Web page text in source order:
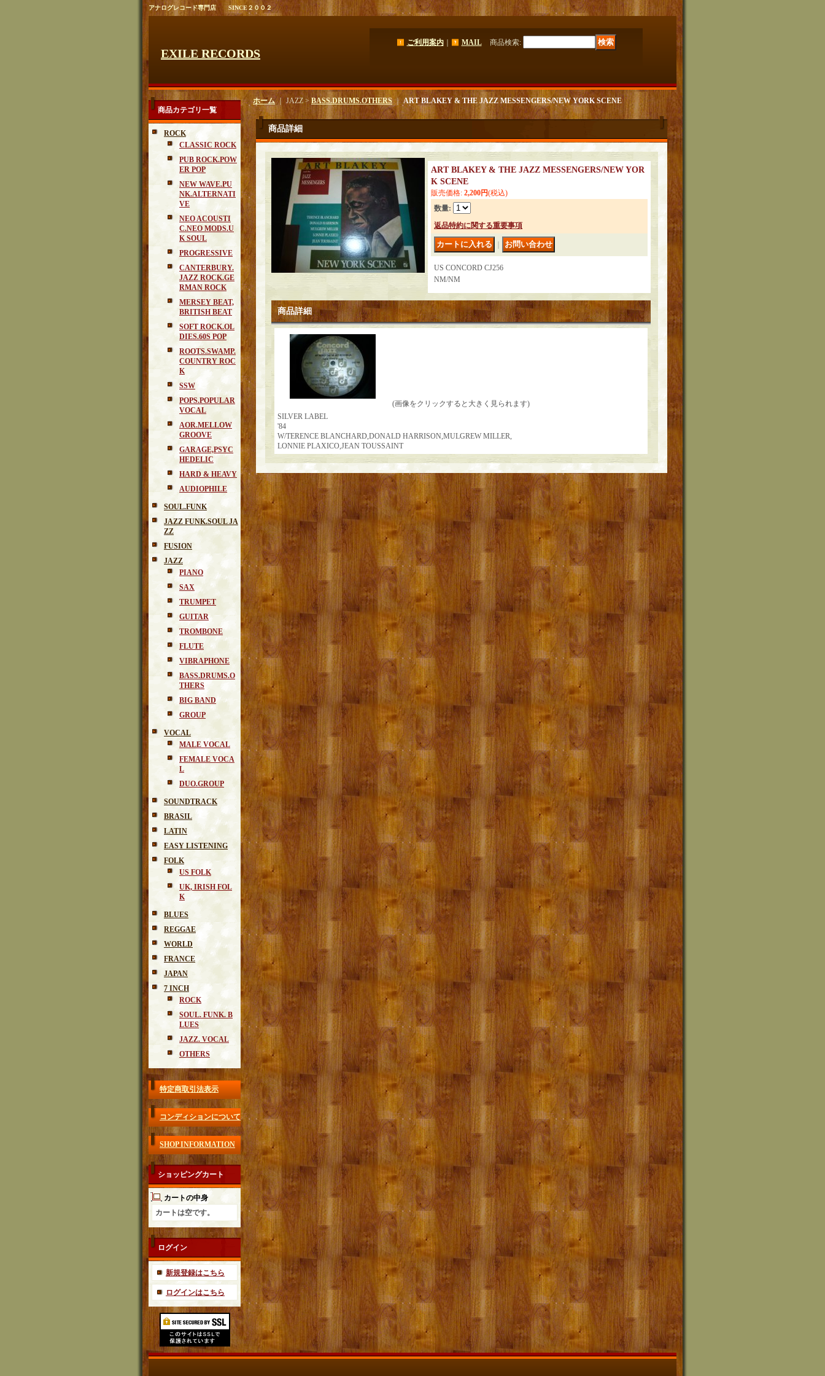
アナログレコード専門店 SINCE２００２
EXILE RECORDS
ご利用案内｜ MAIL 商品検索:
商品カテゴリ一覧
ROCK
CLASSIC ROCK
PUB ROCK.POW
ER POP
NEW WAVE.PU
NK.ALTERNATI
VE
NEO ACOUSTI
C.NEO MODS.U
K SOUL
PROGRESSIVE
CANTERBURY.
JAZZ ROCK.GE
RMAN ROCK
MERSEY BEAT,
BRITISH BEAT
SOFT ROCK.OL
DIES.60S POP
ROOTS.SWAMP.
COUNTRY ROC
K
SSW
POPS.POPULAR
VOCAL
AOR.MELLOW
GROOVE
GARAGE,PSYC
HEDELIC
HARD & HEAVY
AUDIOPHILE
SOUL.FUNK
JAZZ FUNK.SOUL JA
ZZ
FUSION
JAZZ
PIANO
SAX
TRUMPET
GUITAR
TROMBONE
FLUTE
VIBRAPHONE
BASS.DRUMS.O
THERS
BIG BAND
GROUP
VOCAL
MALE VOCAL
FEMALE VOCA
L
DUO.GROUP
SOUNDTRACK
BRASIL
LATIN
EASY LISTENING
FOLK
US FOLK
UK, IRISH FOL
K
BLUES
REGGAE
WORLD
FRANCE
JAPAN
7 INCH
ROCK
SOUL. FUNK. B
LUES
JAZZ. VOCAL
OTHERS
特定商取引法表示
コンディションについて
SHOP INFORMATION
ショッピングカート
カートの中身
カートは空です。
ログイン
新規登録はこちら
ログインはこちら
ホーム｜ JAZZ > BASS.DRUMS.OTHERS｜ART BLAKEY & THE JAZZ MESSENGERS/NEW YORK SCENE
商品詳細
ART BLAKEY & THE JAZZ MESSENGERS/NEW YOR
K SCENE
販売価格: 2,200円(税込)
数量:
返品特約に関する重要事項
US CONCORD CJ256
NM/NM
商品詳細
(画像をクリックすると大きく見られます)
SILVER LABEL
'84
W/TERENCE BLANCHARD,DONALD HARRISON,MULGREW MILLER,
LONNIE PLAXICO,JEAN TOUSSAINT